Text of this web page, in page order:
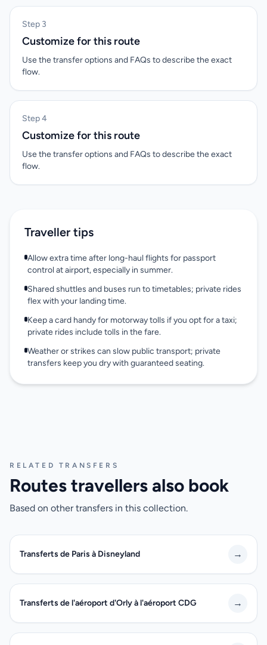
Step 3
Customize for this route
Use the transfer options and FAQs to describe the exact
flow.
Step 4
Customize for this route
Use the transfer options and FAQs to describe the exact
flow.
Traveller tips
Allow extra time after long-haul flights for passport
control at airport, especially in summer.
Shared shuttles and buses run to timetables; private rides
flex with your landing time.
Keep a card handy for motorway tolls if you opt for a taxi;
private rides include tolls in the fare.
Weather or strikes can slow public transport; private
transfers keep you dry with guaranteed seating.
RELATED TRANSFERS
Routes travellers also book
Based on other transfers in this collection.
Transferts de Paris à Disneyland →
Transferts de l'aéroport d'Orly à l'aéroport CDG →